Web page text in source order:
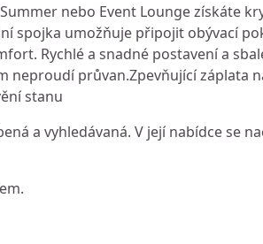
nebo Event Lounge získáte
spojka umožňuje připojit obývací
Rychlé a snadné postavení a
neproudí průvan.Zpevňující záplata
stanu
a vyhledávaná. V její nabídce se